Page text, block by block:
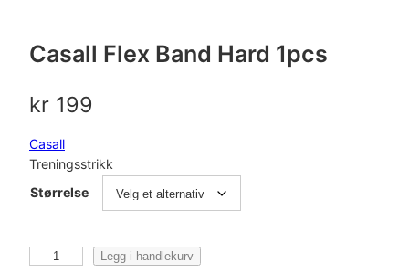
Casall Flex Band Hard 1pcs
kr 199
Casall
Treningsstrikk
Størrelse
Legg i handlekurv